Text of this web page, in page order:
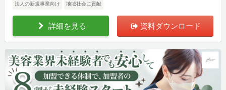
法人の新規事業向け 地域社会に貢献
詳細を見る 資料ダウンロード